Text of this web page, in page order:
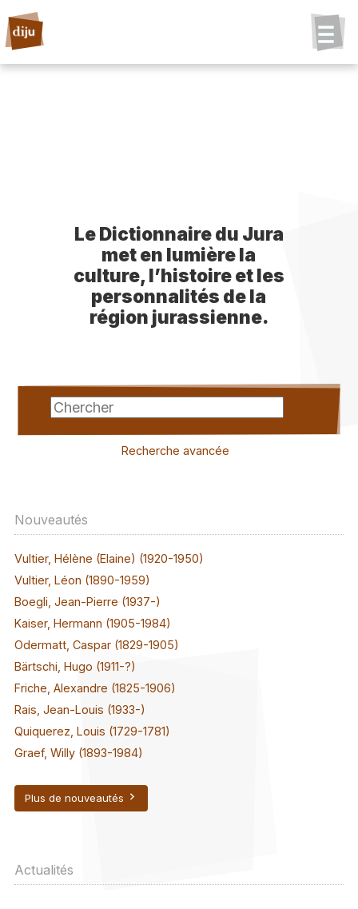
Le Dictionnaire du Jura
met en lumière la
culture, l’histoire et les
personnalités de la
région jurassienne.
Recherche avancée
Nouveautés
Vultier, Hélène (Elaine) (1920-1950)
Vultier, Léon (1890-1959)
Boegli, Jean-Pierre (1937-)
Kaiser, Hermann (1905-1984)
Odermatt, Caspar (1829-1905)
Bärtschi, Hugo (1911-?)
Friche, Alexandre (1825-1906)
Rais, Jean-Louis (1933-)
Quiquerez, Louis (1729-1781)
Graef, Willy (1893-1984)
Plus de nouveautés
Actualités